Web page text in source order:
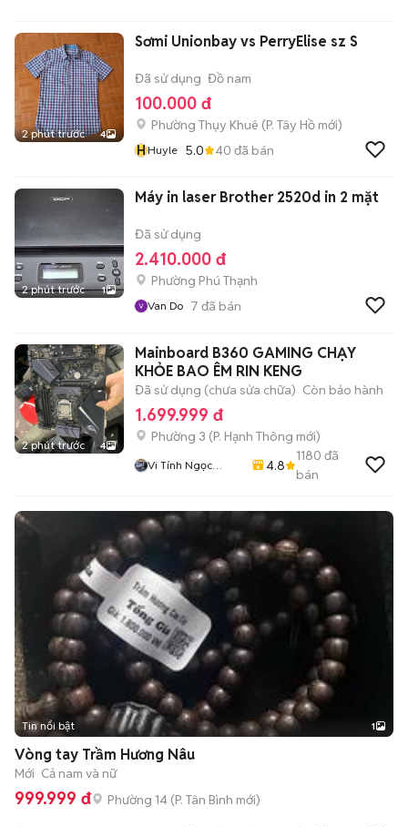
2 phút trước 4
Sơmi Unionbay vs PerryElise sz S
Đã sử dụng Đồ nam
100.000 đ
Phường Thụy Khuê (P. Tây Hồ mới)
HHuyle 5.0 40 đã bán
2 phút trước 1
Máy in laser Brother 2520d in 2 mặt
Đã sử dụng
2.410.000 đ
Phường Phú Thạnh
Van Do 7 đã bán
2 phút trước 4
Mainboard B360 GAMING CHẠY
KHỎE BAO ÊM RIN KENG
Đã sử dụng (chưa sửa chữa) Còn bảo hành
1.699.999 đ
Phường 3 (P. Hạnh Thông mới)
Vi Tính Ngọc
4.8
1180 đã
bán
Tin nổi bật 1
Vòng tay Trầm Hương Nâu
Mới Cả nam và nữ
999.999 đ Phường 14 (P. Tân Bình mới)